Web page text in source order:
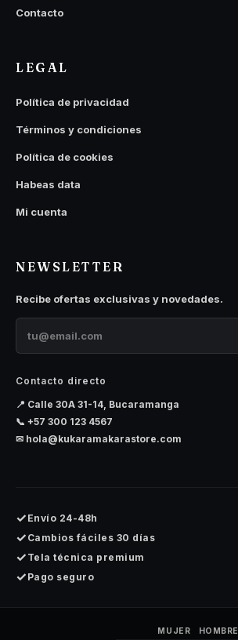
Contacto
LEGAL
Política de privacidad
Términos y condiciones
Política de cookies
Habeas data
Mi cuenta
NEWSLETTER
Recibe ofertas exclusivas y novedades.
Contacto directo
📍 Calle 30A 31-14, Bucaramanga
📞 +57 300 123 4567
✉ hola@kukaramakarastore.com
✓ Envío 24-48h
✓ Cambios fáciles 30 días
✓ Tela técnica premium
✓ Pago seguro
MUJER HOMBRE